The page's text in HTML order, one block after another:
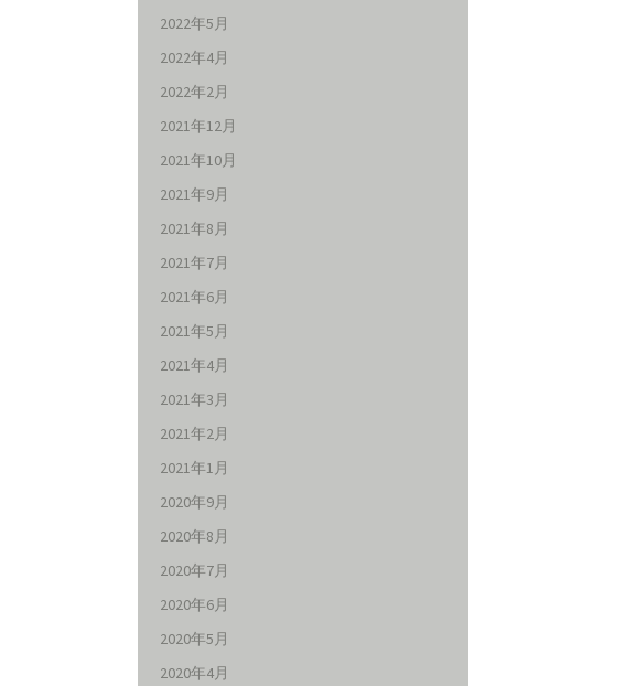
2022年5月
2022年4月
2022年2月
2021年12月
2021年10月
2021年9月
2021年8月
2021年7月
2021年6月
2021年5月
2021年4月
2021年3月
2021年2月
2021年1月
2020年9月
2020年8月
2020年7月
2020年6月
2020年5月
2020年4月